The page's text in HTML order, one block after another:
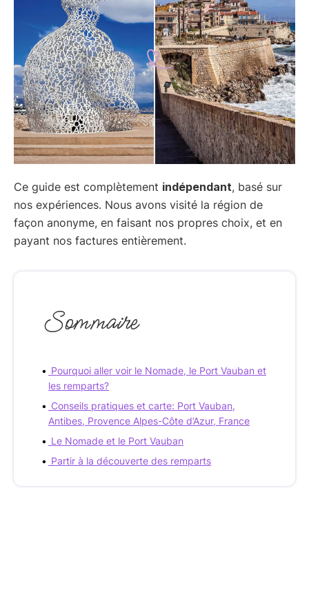
Ce guide est complètement indépendant, basé sur
nos expériences. Nous avons visité la région de
façon anonyme, en faisant nos propres choix, et en
payant nos factures entièrement.
Sommaire
Pourquoi aller voir le Nomade, le Port Vauban et
les remparts?
Conseils pratiques et carte: Port Vauban,
Antibes, Provence Alpes-Côte d’Azur, France
Le Nomade et le Port Vauban
Partir à la découverte des remparts